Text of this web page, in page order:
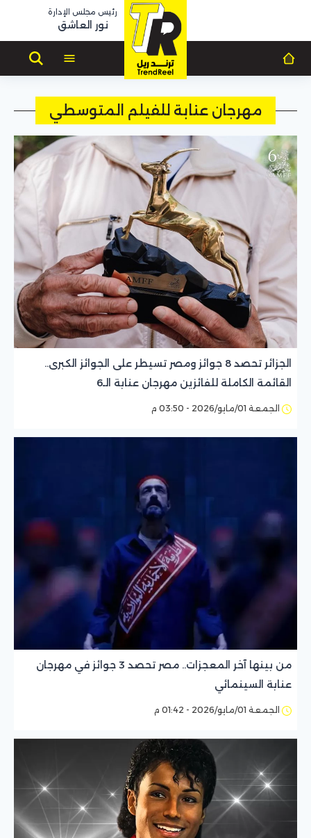
رئيس مجلس الإدارة
نور العاشق
مهرجان عنابة للفيلم المتوسطي
الجزائر تحصد 8 جوائز ومصر تسيطر على الجوائز الكبرى..
القائمة الكاملة للفائزين مهرجان عنابة الـ6
الجمعة 01/مايو/2026 - 03:50 م
من بينها آخر المعجزات.. مصر تحصد 3 جوائز في مهرجان
عنابة السينمائي
الجمعة 01/مايو/2026 - 01:42 م